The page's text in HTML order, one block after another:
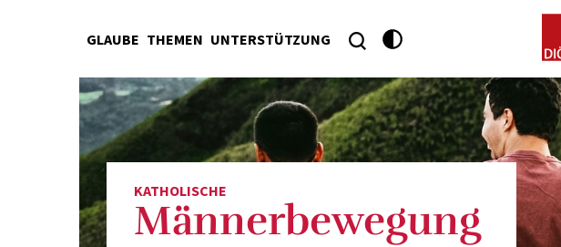
GLAUBE THEMEN UNTERSTÜTZUNG
KATHOLISCHE
Männerbewegung